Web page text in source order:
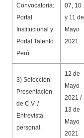
Convocatoria:
Portal
Institucional y
Portal Talento
Perú.
07, 10
y 11 de
Mayo
2021
3) Selección:
Presentación
de C.V. /
Entrevista
personal.
12 de
Mayo
2021 /
13 de
Mayo
2021